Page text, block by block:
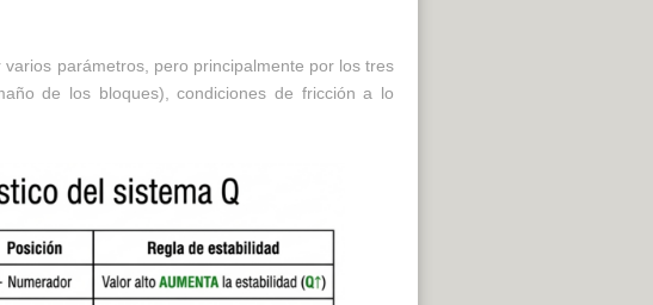
parámetros, pero principalmente por los tres
de los bloques), condiciones de fricción a lo